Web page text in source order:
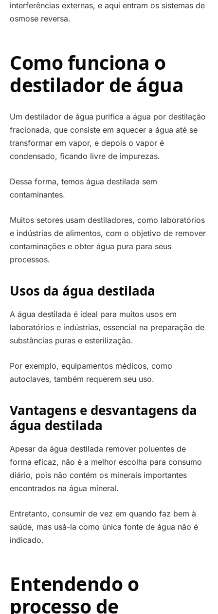
interferências externas, e aqui entram os sistemas de
osmose reversa.
Como funciona o
destilador de água
Um destilador de água purifica a água por destilação
fracionada, que consiste em aquecer a água até se
transformar em vapor, e depois o vapor é
condensado, ficando livre de impurezas.
Dessa forma, temos água destilada sem
contaminantes.
Muitos setores usam destiladores, como laboratórios
e indústrias de alimentos, com o objetivo de remover
contaminações e obter água pura para seus
processos.
Usos da água destilada
A água destilada é ideal para muitos usos em
laboratórios e indústrias, essencial na preparação de
substâncias puras e esterilização.
Por exemplo, equipamentos médicos, como
autoclaves, também requerem seu uso.
Vantagens e desvantagens da
água destilada
Apesar da água destilada remover poluentes de
forma eficaz, não é a melhor escolha para consumo
diário, pois não contém os minerais importantes
encontrados na água mineral.
Entretanto, consumir de vez em quando faz bem à
saúde, mas usá-la como única fonte de água não é
indicado.
Entendendo o
processo de